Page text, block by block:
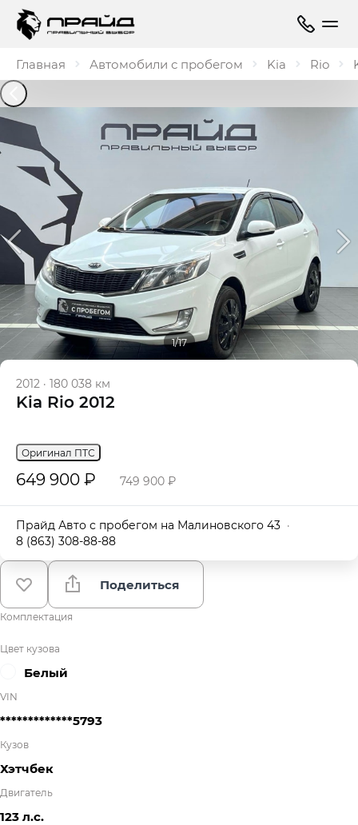
Главная Автомобили с пробегом Kia Rio
1/17
2012 · 180 038 км
Kia Rio 2012
Оригинал ПТС
649 900 ₽ 749 900 ₽
Прайд Авто с пробегом на Малиновского 43 ·
8 (863) 308-88-88
Поделиться
Комплектация
Цвет кузова
Белый
VIN
*************5793
Кузов
Хэтчбек
Двигатель
123 л.с.